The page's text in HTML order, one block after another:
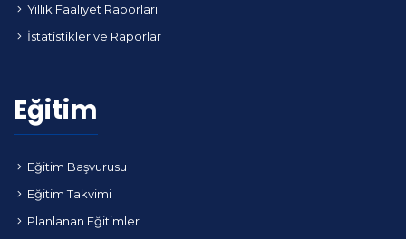
Yıllık Faaliyet Raporları
İstatistikler ve Raporlar
Eğitim
Eğitim Başvurusu
Eğitim Takvimi
Planlanan Eğitimler